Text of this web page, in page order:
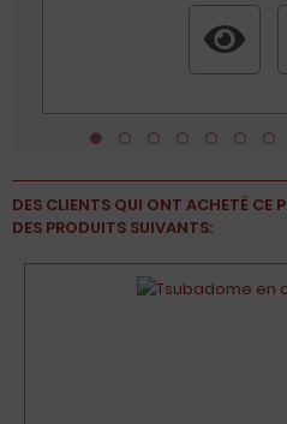
DES CLIENTS QUI ONT ACHETÉ CE
DES PRODUITS SUIVANTS: